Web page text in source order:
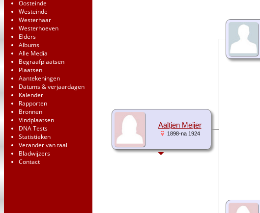
Oosteinde
Westeinde
Westerhaar
Westerhoeven
Elders
Albums
Alle Media
Begraafplaatsen
Plaatsen
Aantekeningen
Datums & verjaardagen
Kalender
Rapporten
Bronnen
Vindplaatsen
DNA Tests
Statistieken
Verander van taal
Bladwijzers
Contact
Aaltjen Meijer
1898-na 1924